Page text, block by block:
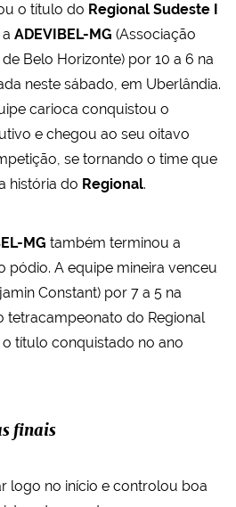
o título do Regional Sudeste I
ADEVIBEL-MG (Associação
Belo Horizonte) por 10 a 6 na
neste sábado, em Uberlândia.
carioca conquistou o
e chegou ao seu oitavo
se tornando o time que
história do Regional.
MG também terminou a
A equipe mineira venceu
Constant) por 7 a 5 na
tetracampeonato do Regional
título conquistado no ano
finais
logo no início e controlou boa